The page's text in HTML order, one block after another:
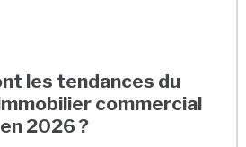
les tendances du
commercial
en 2026 ?